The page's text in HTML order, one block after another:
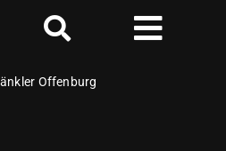
Offenburg